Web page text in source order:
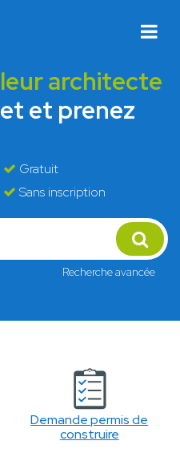
architecte
et prenez
Gratuit
Sans inscription
Recherche avancée
Demande permis de
construire